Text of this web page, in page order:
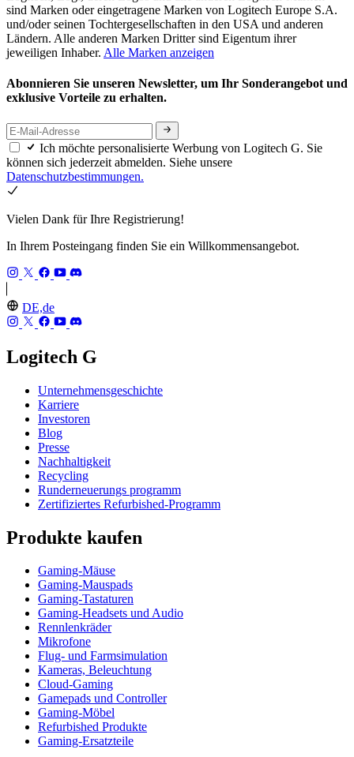
sind Marken oder eingetragene Marken von Logitech Europe S.A.
und/oder seinen Tochtergesellschaften in den USA und anderen
Ländern. Alle anderen Marken Dritter sind Eigentum ihrer
jeweiligen Inhaber. Alle Marken anzeigen
Abonnieren Sie unseren Newsletter, um Ihr Sonderangebot und
exklusive Vorteile zu erhalten.
Ich möchte personalisierte Werbung von Logitech G. Sie
können sich jederzeit abmelden. Siehe unsere
Datenschutzbestimmungen.
Vielen Dank für Ihre Registrierung!
In Ihrem Posteingang finden Sie ein Willkommensangebot.
DE,de
Logitech G
Unternehmensgeschichte
Karriere
Investoren
Blog
Presse
Nachhaltigkeit
Recycling
Runderneuerungs programm
Zertifiziertes Refurbished-Programm
Produkte kaufen
Gaming-Mäuse
Gaming-Mauspads
Gaming-Tastaturen
Gaming-Headsets und Audio
Rennlenkräder
Mikrofone
Flug- und Farmsimulation
Kameras, Beleuchtung
Cloud-Gaming
Gamepads und Controller
Gaming-Möbel
Refurbished Produkte
Gaming-Ersatzteile